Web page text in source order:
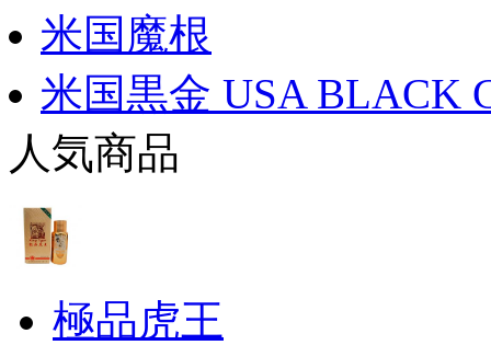
米国魔根
米国黒金 USA BLACK
人気商品
極品虎王